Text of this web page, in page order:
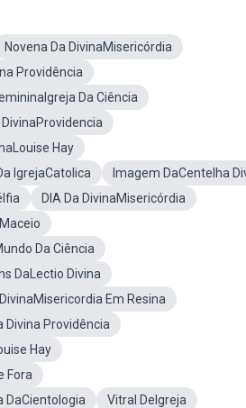
Novena Da DivinaMisericórdia
Providência
Da Ciência
DivinaProvidencia
Hay
IgrejaCatolica
Imagem DaCentelha
DIA Da DivinaMisericórdia
Da Ciência
DaLectio Divina
Em Resina
Divina Providência
Hay
Fora
DaCientologia
Vitral DeIgreja